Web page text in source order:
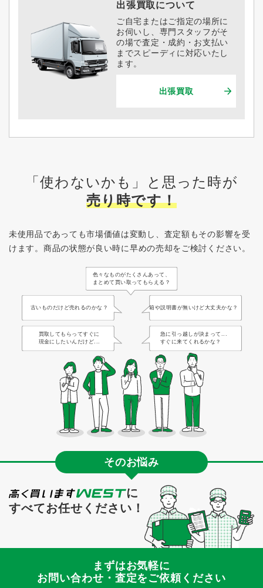
出張買取について
ご自宅またはご指定の場所に
お伺いし、専門スタッフがそ
の場で査定・成約・お支払い
までスピーディに対応いたし
ます。
出張買取
「使わないかも」と思った時が
売り時です！
未使用品であっても市場価値は変動し、査定額もその影響を受
けます。 商品の状態が良い時に早めの売却をご検討ください。
色々なものがたくさんあって、
まとめて買い取ってもらえる？
古いものだけど売れるのかな？ 箱や説明書が無いけど大丈夫かな？
買取してもらってすぐに
現金にしたいんだけど...
急に引っ越しが決まって...
すぐに来てくれるかな？
そのお悩み
に
すべてお任せください！
まずはお気軽に
お問い合わせ・査定をご依頼ください